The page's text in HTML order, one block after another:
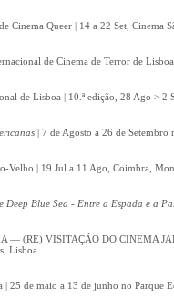
Cinema Queer | 14 a 22 Set, Cinema
de Cinema de Terror de
de Lisboa | 10.ª edição, 28 Ago > 2
| 7 de Agosto a 26 de Setembro
Velho | 19 Jul a 11 Ago, Coimbra,
Deep Blue Sea - Entre a Espada e a
— (RE) VISITAÇÃO DO CINEMA
Lisboa
| 25 de maio a 13 de junho no Parque